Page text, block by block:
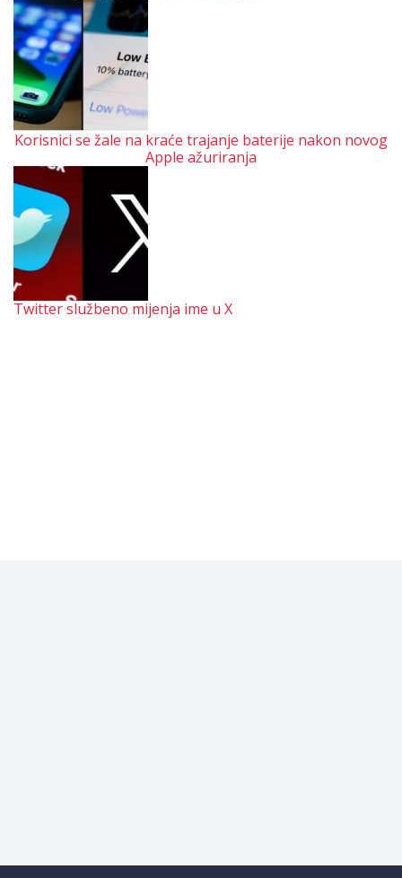
Korisnici se žale na kraće trajanje baterije nakon novog
Apple ažuriranja
Twitter službeno mijenja ime u X